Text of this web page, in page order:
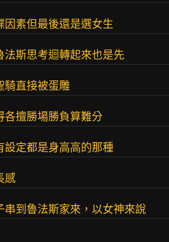
因素但最後還是選女生
斯思考迴轉起來也是先
騎直接被蛋雕
各擅勝場勝負算難分
定都是身高高的那種
感
到魯法斯家來，以女神來說